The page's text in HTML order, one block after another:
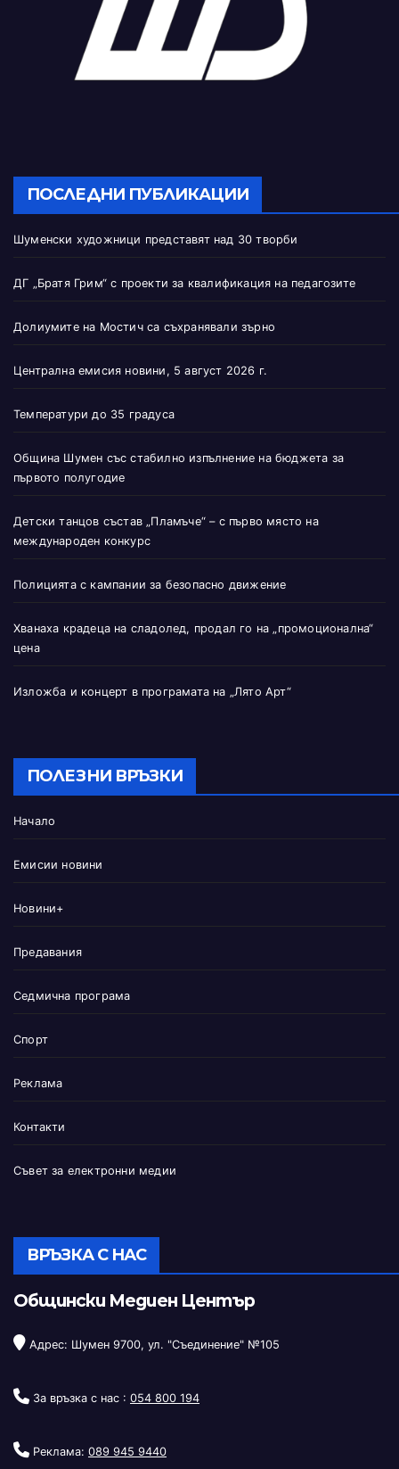
ПОСЛЕДНИ ПУБЛИКАЦИИ
Шуменски художници представят над 30 творби
ДГ „Братя Грим“ с проекти за квалификация на педагозите
Долиумите на Мостич са съхранявали зърно
Централна емисия новини, 5 август 2026 г.
Температури до 35 градуса
Община Шумен със стабилно изпълнение на бюджета за
първото полугодие
Детски танцов състав „Пламъче“ – с първо място на
международен конкурс
Полицията с кампании за безопасно движение
Хванаха крадеца на сладолед, продал го на „промоционална“
цена
Изложба и концерт в програмата на „Лято Арт“
ПОЛЕЗНИ ВРЪЗКИ
Начало
Емисии новини
Новини+
Предавания
Седмична програма
Спорт
Реклама
Контакти
Съвет за електронни медии
ВРЪЗКА С НАС
Общински Медиен Център
Адрес: Шумен 9700, ул. "Съединение" №105
За връзка с нас : 054 800 194
Реклама: 089 945 9440